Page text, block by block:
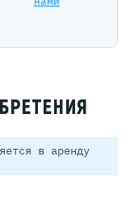
в аренду